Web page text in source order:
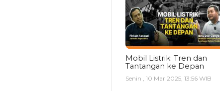
Mobil Listrik: Tren dan
Tantangan ke Depan
Senin , 10 Mar 2025, 13:56 WIB